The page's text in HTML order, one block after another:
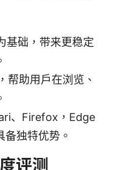
基础，带来更稳定
帮助用户在浏览、
、Firefox，Edge
独特优势。
评测